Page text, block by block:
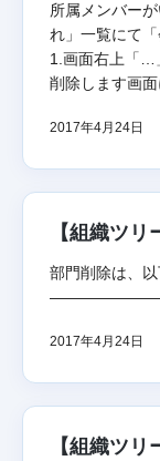
所属メンバー
れ」一覧にて
1.画面右上「…
削除します画
2017年4月24日
【組織ツ
部門削除は、以
2017年4月24日
【組織ツ